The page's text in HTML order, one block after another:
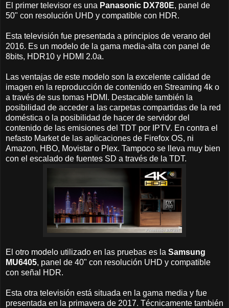
El primer televisor es una Panasonic DX780E, panel de
50" con resolución UHD y compatible con HDR.
Esta televisión fue presentada a principios de verano del
2016. Es un modelo de la gama media-alta con panel de
8bits, HDR10 y HDMI 2.0a.
Las ventajas de este modelo son la excelente calidad de
imagen en la reproducción de contenido en Streaming 4k o
a través de sus tomas HDMI. Destacable también la
posibilidad de acceder a las carpetas compartidas de la red
doméstica o la posibilidad de hacer de servidor del
contenido de las emisiones del TDT por IPTV. En contra el
nefasto Market de las aplicaciones de Firefox OS, ni
Amazon, HBO, Movistar o Plex. Tampoco se lleva muy bien
con el escalado de fuentes SD a través de la TDT.
El otro modelo utilizado en las pruebas es la Samsung
MU6405, panel de 40" con resolución UHD y compatible
con señal HDR.
Esta otra televisión está situada en la gama media y fue
presentada en la primavera de 2017. Técnicamente también